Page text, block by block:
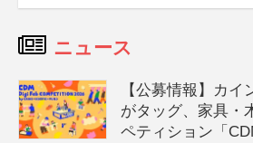
ニュース
【公募情報】カ
がタッグ、家具・
ペティション「